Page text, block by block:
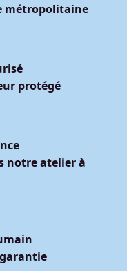
métropolitaine
protégé
notre atelier à